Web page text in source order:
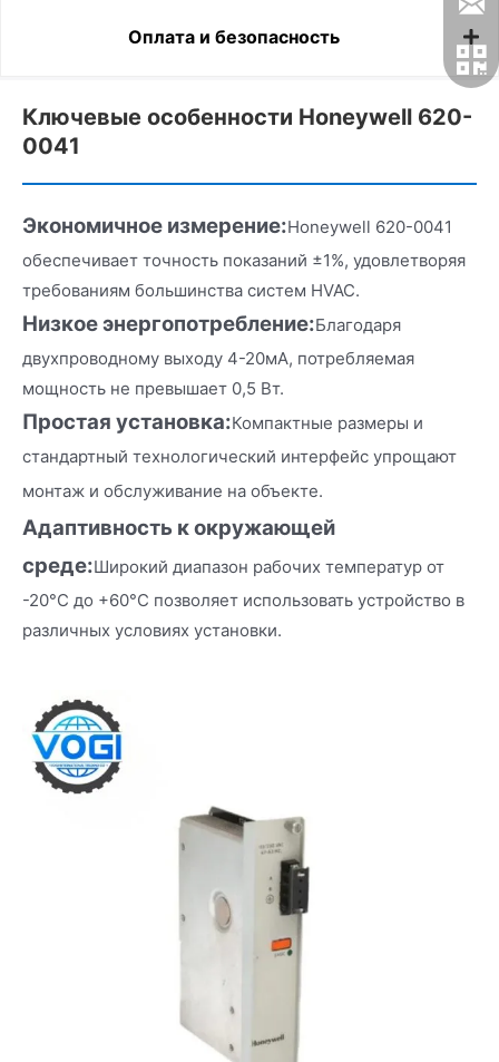
Оплата и безопасность
Ключевые особенности Honeywell 620-
0041
Экономичное измерение:Honeywell 620-0041
обеспечивает точность показаний ±1%, удовлетворяя
требованиям большинства систем HVAC.
Низкое энергопотребление:Благодаря
двухпроводному выходу 4-20мА, потребляемая
мощность не превышает 0,5 Вт.
Простая установка:Компактные размеры и
стандартный технологический интерфейс упрощают
монтаж и обслуживание на объекте.
Адаптивность к окружающей
среде:Широкий диапазон рабочих температур от
-20°C до +60°C позволяет использовать устройство в
различных условиях установки.